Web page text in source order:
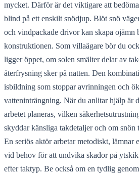
mycket. Därför är det viktigare att
blind på ett enskilt snödjup. Blöt snö
och vindpackade drivor kan skapa ojämn
konstruktionen. Som villaägare bör du
ligger öppet, om solen smälter delar av
återfrysning sker på natten. Den
isbildning som stoppar avrinningen och
vatteninträngning. När du anlitar hjälp är
arbetet planeras, vilken
skyddar känsliga takdetaljer och om snön
En seriös aktör arbetar metodiskt, lämnar
vid behov för att undvika skador på
efter taktyp. Be också om en tydlig